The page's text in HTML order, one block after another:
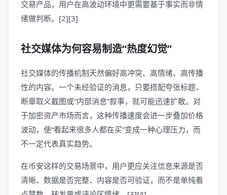
交易产品，用户在高波动环境中更需要基于事实而非情
绪做判断。[2][3]
社交媒体为何容易制造“热度幻觉”
社交媒体的传播机制天然偏好高冲突、高情绪、高传播
性的内容。一个未经验证的消息，只要搭配夸张标题、
断章取义截图或“内部消息”叙事，就可能迅速扩散。对
于加密资产市场而言，这种传播速度会进一步叠加价格
波动，使“看起来很多人都在买”变成一种心理压力，而
不一定代表真实趋势。
在币安这样的交易场景中，用户更应关注信息来源是否
清晰、数据是否完整、内容是否可验证，而不是单纯看